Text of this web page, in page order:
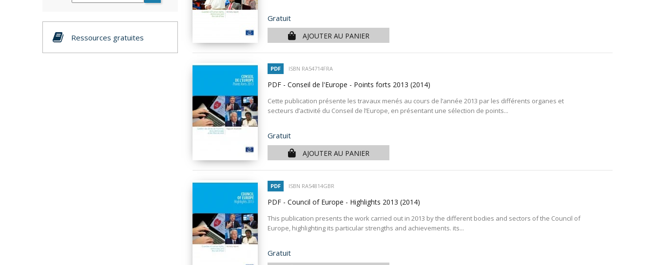
Ressources gratuites
Prix
Gratuit
AJOUTER AU PANIER
PDF ISBN RA54714FRA
PDF - Conseil de l'Europe - Points forts 2013 (2014)
Cette publication présente les travaux menés au cours de l’année 2013 par les différents organes et
secteurs d’activité du Conseil de l’Europe, en présentant une sélection de points...
Prix
Gratuit
AJOUTER AU PANIER
PDF ISBN RA54814GBR
PDF - Council of Europe - Highlights 2013 (2014)
This publication presents the work carried out in 2013 by the different bodies and sectors of the Council of
Europe, highlighting its particular strengths and achievements. its...
Prix
Gratuit